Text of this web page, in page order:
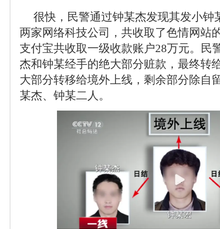
很快，民警通过钟某杰发现其发小钟
两家网络科技公司，共收取了色情网站
支付宝共收取一级收款账户28万元。民
杰和钟某经手的绝大部分赃款，最终转
大部分转移给境外上线，剩余部分除自
某杰、钟某二人。